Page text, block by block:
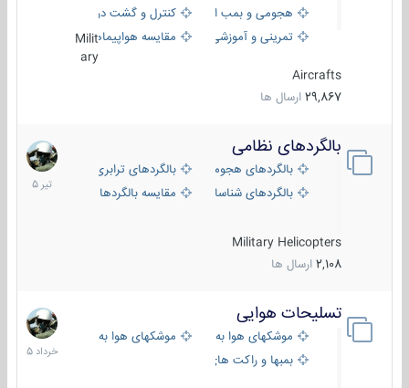
هجومی و بمب افکن
کنترل و گشت دریایی
تمرینی و آموزشی
مقایسه هواپیماهاMilit
ary
Aircrafts
29,867 ارسال ها
بالگردهای نظامی
بالگردهای هجومی
بالگردهای ترابری
بالگردهای شناسایی
مقایسه بالگردها
Military Helicopters
2,108 ارسال ها
22
تیر
1405
تسلیحات هوایی
موشکهای هوا به هوا
موشکهای هوا به سطح
بمبها و راکت های هوایی
30
خرداد
1405